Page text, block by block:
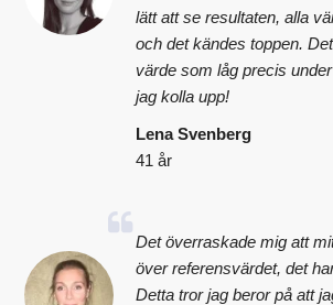
lätt att se resultaten, alla
och det kändes toppen.
värde som låg precis
jag kolla upp!
Lena Svenberg
41 år
Det överraskade mig att
över referensvärdet, det
Detta tror jag beror på att